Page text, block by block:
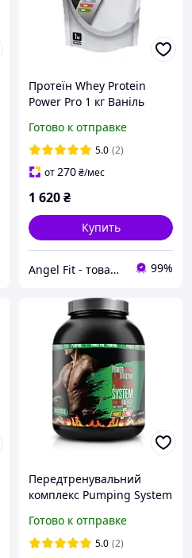
Протеїн Whey Protein
Power Pro 1 кг Ваніль
Готово к отправке
5.0 (2)
от270₴/мес
1 620₴
Купить
Angel Fit - товари для здоров'я, спорту та активного життя 99%
Передтренувальний
комплекс Pumping System
Готово к отправке
5.0 (2)